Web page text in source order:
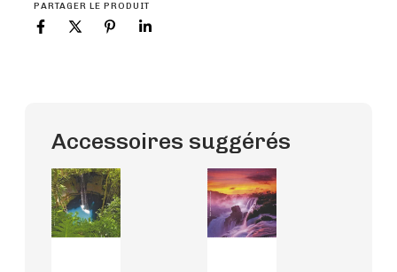
PARTAGER LE PRODUIT
Accessoires suggérés